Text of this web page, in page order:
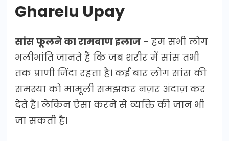
Gharelu Upay
सांस फूलने का रामबाण इलाज – हम सभी लोग
भलीभांति जानते हैं कि जब शरीर में सांस तभी
तक प्राणी जिंदा रहता है। कई बार लोग सांस की
समस्या को मामूली समझकर नज़र अंदाज़ कर
देते हैं। लेकिन ऐसा करने से व्यक्ति की जान भी
जा सकती है।